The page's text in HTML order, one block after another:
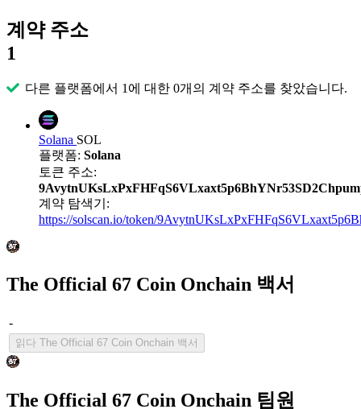
계약 주소
1
다른 플랫폼에서 1에 대한 0개의 계약 주소를 찾았습니다.
Solana SOL
플랫폼: Solana
토큰 주소:
계약 탐색기:
https://solscan.io/token/
The Official 67 Coin Onchain 백서
-
읽다 The Official 67 Coin Onchain 백서
The Official 67 Coin Onchain 팀원